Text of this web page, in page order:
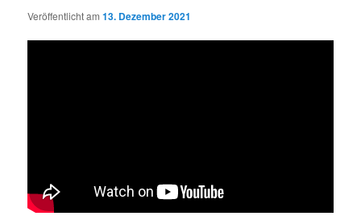
Veröffentlicht am13. Dezember 2021